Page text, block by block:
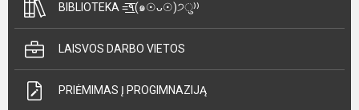
BIBLIOTEKA =͟͟͞͞٩(๑☉ᴗ☉)੭ु⁾⁾
LAISVOS DARBO VIETOS
PRIĖMIMAS Į PROGIMNAZIJĄ